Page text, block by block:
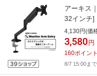
アーキス
32インチ]
ブラック
4,130円(価
3,580 円
160ポイント
8/7 15:00ま